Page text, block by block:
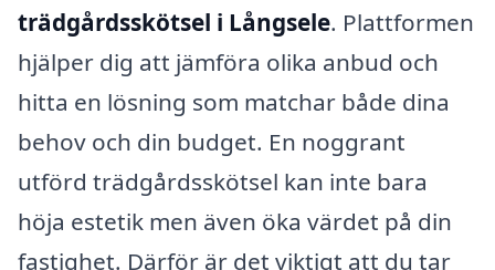
trädgårdsskötsel i Långsele. Plattformen
hjälper dig att jämföra olika anbud och
hitta en lösning som matchar både dina
behov och din budget. En noggrant
utförd trädgårdsskötsel kan inte bara
höja estetik men även öka värdet på din
fastighet. Därför är det viktigt att du tar